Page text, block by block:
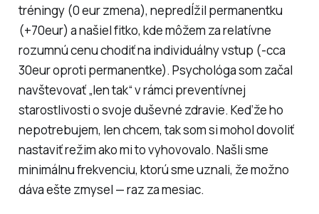
tréningy (0 eur zmena), nepredĺžil permanentku
(+70eur) a našiel fitko, kde môžem za relatívne
rozumnú cenu chodiť na individuálny vstup (-cca
30eur oproti permanentke). Psychológa som začal
navštevovať „len tak“ v rámci preventívnej
starostlivosti o svoje duševné zdravie. Keďže ho
nepotrebujem, len chcem, tak som si mohol dovoliť
nastaviť režim ako mi to vyhovovalo. Našli sme
minimálnu frekvenciu, ktorú sme uznali, že možno
dáva ešte zmysel — raz za mesiac.